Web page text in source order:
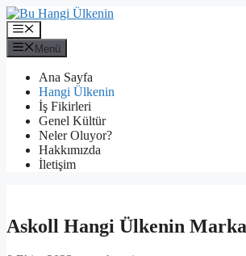
İçeriğe
atla
Menü
Menü
Ana Sayfa
Hangi Ülkenin
İş Fikirleri
Genel Kültür
Neler Oluyor?
Hakkımızda
İletişim
Askoll Hangi Ülkenin